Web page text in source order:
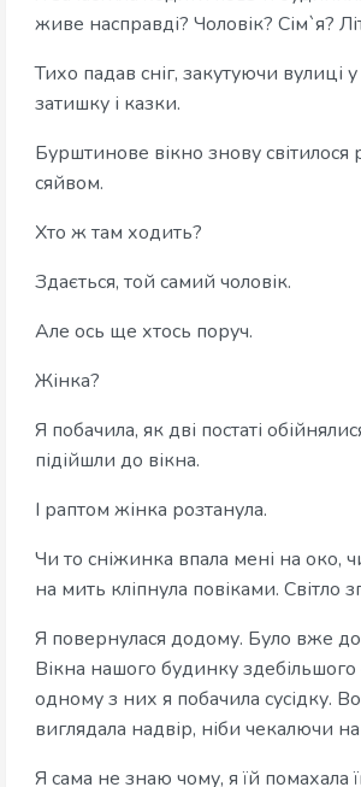
живе насправді? Чоловік? Сім`я?
Тихо падав сніг, закутуючи вулиці
затишку і казки.
Бурштинове вікно знову
сяйвом.
Хто ж там ходить?
Здається, той самий чоловік.
Але ось ще хтось поруч.
Жінка?
Я побачила, як дві постаті
підійшли до вікна.
І раптом жінка розтанула.
Чи то сніжинка впала мені на око,
на мить кліпнула повіками. Світло
Я повернулася додому. Було вже
Вікна нашого будинку здебільшого
одному з них я побачила сусідку.
виглядала надвір, ніби чекалючи
Я сама не знаю чому, я їй помахала